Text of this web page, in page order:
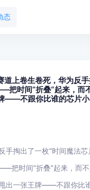
态
上卷生卷死，华为反
时间“折叠”起来，而
——不跟你比谁的芯片
掏出了一枚“时间魔法芯
把时间“折叠”起来，而不
出一张王牌——不跟你比